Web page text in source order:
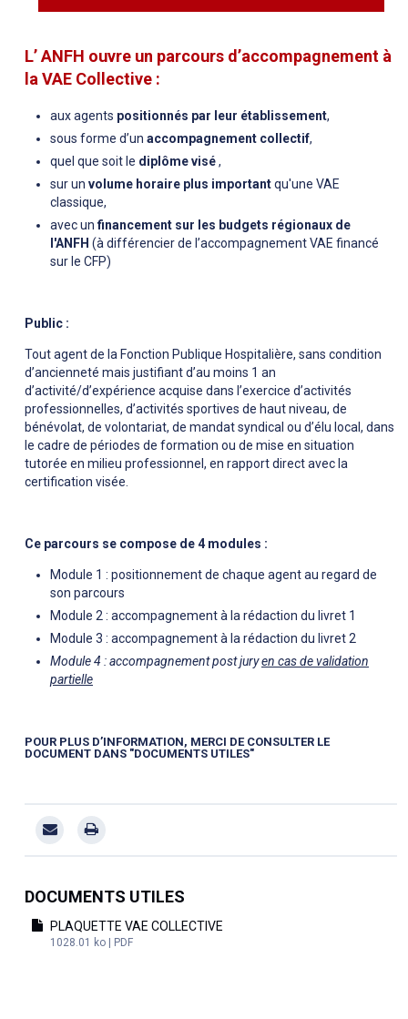
L’ ANFH ouvre un parcours d’accompagnement à
la VAE Collective :
aux agents positionnés par leur établissement,
sous forme d’un accompagnement collectif,
quel que soit le diplôme visé,
sur un volume horaire plus importantqu'une VAE
classique,
avec un financement sur les budgets régionaux de
l'ANFH (à différencier de l’accompagnement VAE financé
sur le CFP)
Public :
Tout agent de la Fonction Publique Hospitalière, sans condition
d’ancienneté mais justifiant d’au moins 1 an
d’activité/d’expérience acquise dans l’exercice d’activités
professionnelles, d’activités sportives de haut niveau, de
bénévolat, de volontariat, de mandat syndical ou d’élu local, dans
le cadre de périodes de formation ou de mise en situation
tutorée en milieu professionnel, en rapport direct avec la
certification visée.
Ce parcours se compose de 4 modules :
Module 1 : positionnement de chaque agent au regard de
son parcours
Module 2 : accompagnement à la rédaction du livret 1
Module 3 : accompagnement à la rédaction du livret 2
Module 4 : accompagnement post juryen cas de validation
partielle
POUR PLUS D’INFORMATION, MERCI DE CONSULTER LE
DOCUMENT DANS "DOCUMENTS UTILES"
DOCUMENTS UTILES
PLAQUETTE VAE COLLECTIVE
1028.01 ko | PDF